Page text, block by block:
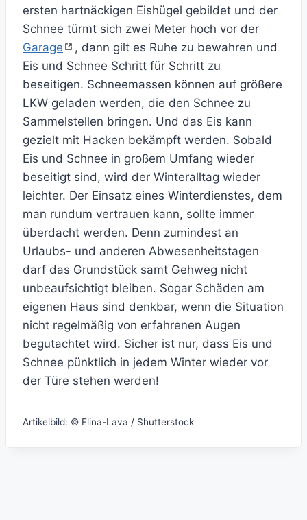
ersten hartnäckigen Eishügel gebildet und der
Schnee türmt sich zwei Meter hoch vor der
Garage
, dann gilt es Ruhe zu bewahren und
Eis und Schnee Schritt für Schritt zu
beseitigen. Schneemassen können auf größere
LKW geladen werden, die den Schnee zu
Sammelstellen bringen. Und das Eis kann
gezielt mit Hacken bekämpft werden. Sobald
Eis und Schnee in großem Umfang wieder
beseitigt sind, wird der Winteralltag wieder
leichter. Der Einsatz eines Winterdienstes, dem
man rundum vertrauen kann, sollte immer
überdacht werden. Denn zumindest an
Urlaubs- und anderen Abwesenheitstagen
darf das Grundstück samt Gehweg nicht
unbeaufsichtigt bleiben. Sogar Schäden am
eigenen Haus sind denkbar, wenn die Situation
nicht regelmäßig von erfahrenen Augen
begutachtet wird. Sicher ist nur, dass Eis und
Schnee pünktlich in jedem Winter wieder vor
der Türe stehen werden!
Artikelbild: © Elina-Lava / Shutterstock